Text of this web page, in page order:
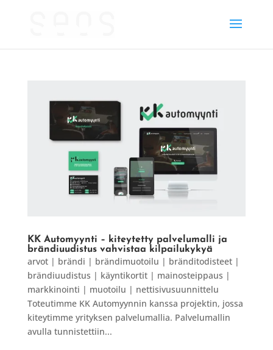
KK Automyynti – kiteytetty palvelumalli ja
brändiuudistus vahvistaa kilpailukykyä
arvot | brändi | brändimuotoilu | bränditodisteet |
brändiuudistus | käyntikortit | mainosteippaus |
markkinointi | muotoilu | nettisivusuunnittelu
Toteutimme KK Automyynnin kanssa projektin, jossa
kiteytimme yrityksen palvelumallia. Palvelumallin
avulla tunnistettiin...